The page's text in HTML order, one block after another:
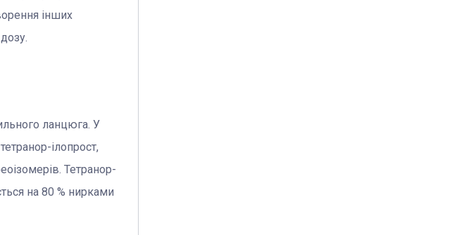
інших
ланцюга. У
ілопрост,
Тетранор-
на 80 % нирками